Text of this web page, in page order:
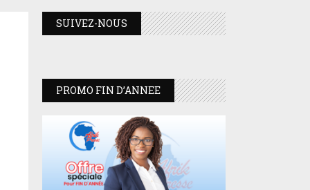
SUIVEZ-NOUS
PROMO FIN D’ANNEE